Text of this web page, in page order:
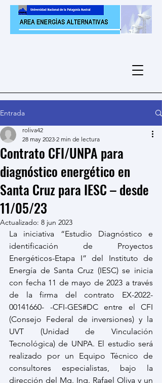
Entrada
Contrato CFI/UNPA para
diagnóstico energético en
Santa Cruz para IESC – desde
11/05/23
roliva42
28 may 2023 2 min de lectura
Actualizado: 8 jun 2023
La iniciativa “Estudio Diagnóstico e
identificación de Proyectos
Energéticos-Etapa I” del Instituto de
Energía de Santa Cruz (IESC) se inicia
con fecha 11 de mayo de 2023 a través
de la firma del contrato EX-2022-
00141660- -CFI-GES#DC entre el CFI
(Consejo Federal de inversiones) y la
UVT (Unidad de Vinculación
Tecnológica) de UNPA. El estudio será
realizado por un Equipo Técnico de
consultores especialistas, bajo la
dirección del Mg. Ing. Rafael Oliva y un